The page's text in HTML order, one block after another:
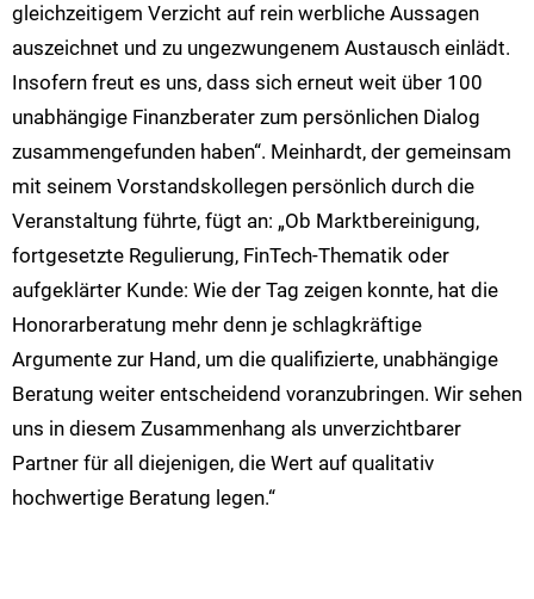
gleichzeitigem Verzicht auf rein werbliche Aussagen
auszeichnet und zu ungezwungenem Austausch einlädt.
Insofern freut es uns, dass sich erneut weit über 100
unabhängige Finanzberater zum persönlichen Dialog
zusammengefunden haben“. Meinhardt, der gemeinsam
mit seinem Vorstandskollegen persönlich durch die
Veranstaltung führte, fügt an: „Ob Marktbereinigung,
fortgesetzte Regulierung, FinTech-Thematik oder
aufgeklärter Kunde: Wie der Tag zeigen konnte, hat die
Honorarberatung mehr denn je schlagkräftige
Argumente zur Hand, um die qualifizierte, unabhängige
Beratung weiter entscheidend voranzubringen. Wir sehen
uns in diesem Zusammenhang als unverzichtbarer
Partner für all diejenigen, die Wert auf qualitativ
hochwertige Beratung legen.“